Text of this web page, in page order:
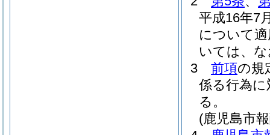
平成16年7
について
いては、
3
前項の規
係る行為
る。
(鹿児島市